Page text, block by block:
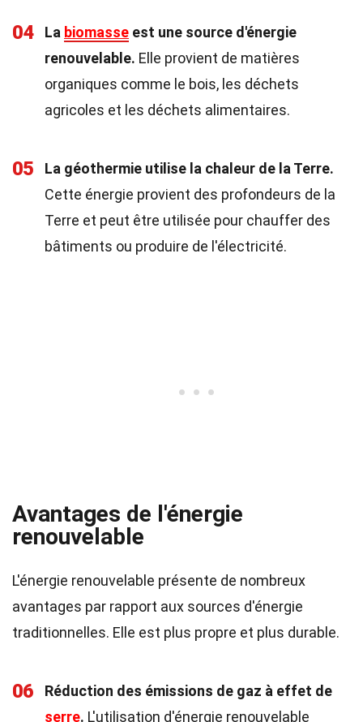
04 La biomasse est une source d'énergie
renouvelable. Elle provient de matières
organiques comme le bois, les déchets
agricoles et les déchets alimentaires.
05
La géothermie utilise la chaleur de la Terre.
Cette énergie provient des profondeurs de la
Terre et peut être utilisée pour chauffer des
bâtiments ou produire de l'électricité.
Avantages de l'énergie
renouvelable
L'énergie renouvelable présente de nombreux
avantages par rapport aux sources d'énergie
traditionnelles. Elle est plus propre et plus durable.
06
Réduction des émissions de gaz à effet de
serre. L'utilisation d'énergie renouvelable